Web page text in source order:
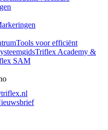
Tools voor efficiënt
Triflex Academy &
SAM